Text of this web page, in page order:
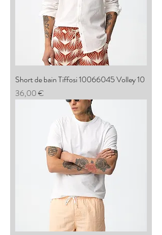
Short de bain Tiffosi 10066045 Volley 10
Prix
36,00 €